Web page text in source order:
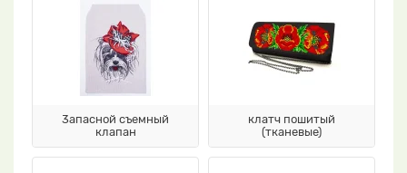
3апасной съемный
клапан
клатч пошитый
(тканевые)